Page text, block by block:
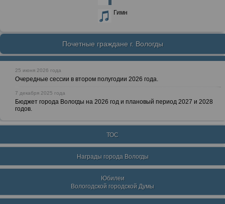
Гимн
Почетные граждане г. Вологды
25 июня 2026 года
Очередные сессии в втором полугодии 2026 года.
7 декабря 2025 года
Бюджет города Вологды на 2026 год и плановый период 2027 и 2028
годов.
ТОС
Награды города Вологды
Юбилеи
Вологодской городской Думы